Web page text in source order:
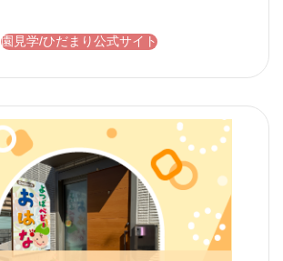
園見学/ひだまり公式サイト